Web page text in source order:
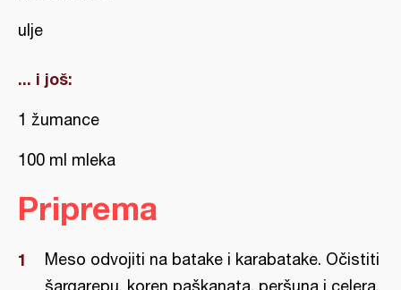
ulje
... i još:
1 žumance
100 ml mleka
Priprema
Meso odvojiti na batake i karabatake. Očistiti
šargarepu, koren paškanata, peršuna i celera,